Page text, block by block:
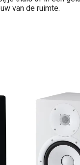
van de ruimte.